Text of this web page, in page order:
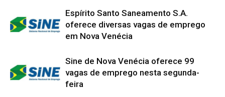
Espírito Santo Saneamento S.A.
oferece diversas vagas de emprego
em Nova Venécia
Sine de Nova Venécia oferece 99
vagas de emprego nesta segunda-
feira